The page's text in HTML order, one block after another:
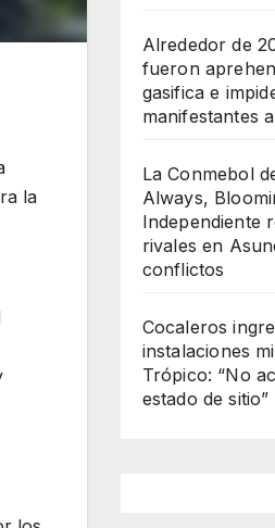
la
Alrededor de
fueron
gasifica e
manifestantes
La Conmebol
Always,
Independiente
rivales en
conflictos
Cocaleros
instalaciones
Trópico: “No
estado de sitio”